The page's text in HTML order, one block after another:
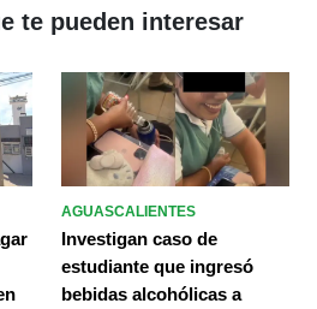
te pueden interesar
AGUASCALIENTES
Investigan caso de
estudiante que ingresó
bebidas alcohólicas a